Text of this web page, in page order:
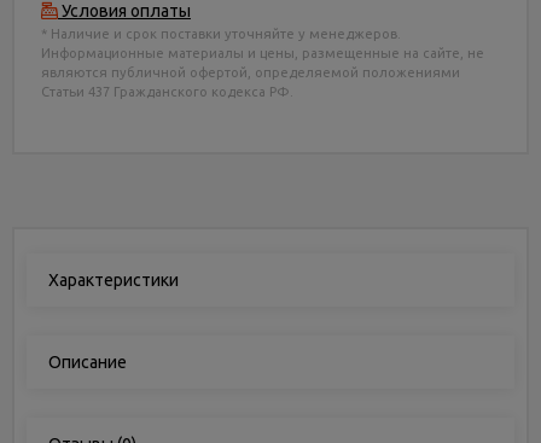
Условия оплаты
* Наличие и срок поставки уточняйте у менеджеров.
Информационные материалы и цены, размещенные на сайте, не
являются публичной офертой, определяемой положениями
Статьи 437 Гражданского кодекса РФ.
Характеристики
Описание